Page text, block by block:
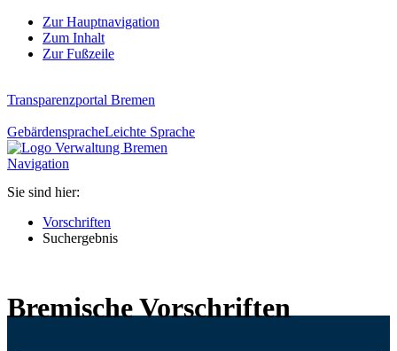
Zur Hauptnavigation
Zum Inhalt
Zur Fußzeile
Transparenzportal Bremen
GebärdenspracheLeichte Sprache
Navigation
Sie sind hier:
Vorschriften
Suchergebnis
Bremische Vorschriften